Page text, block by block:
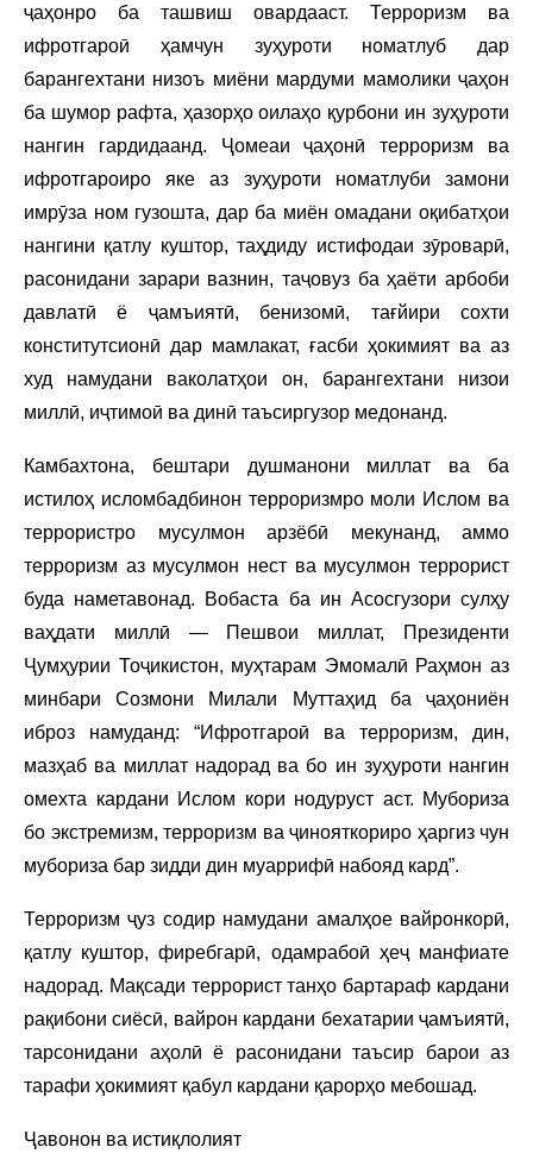
ҷаҳонро ба ташвиш овардааст. Терроризм ва
ифротгароӣ ҳамчун зуҳуроти номатлуб дар
барангехтани низоъ миёни мардуми мамолики ҷаҳон
ба шумор рафта, ҳазорҳо оилаҳо қурбони ин зуҳуроти
нангин гардидаанд. Ҷомеаи ҷаҳонӣ терроризм ва
ифротгароиро яке аз зуҳуроти номатлуби замони
имрӯза ном гузошта, дар ба миён омадани оқибатҳои
нангини қатлу куштор, таҳдиду истифодаи зӯроварӣ,
расонидани зарари вазнин, таҷовуз ба ҳаёти арбоби
давлатӣ ё ҷамъиятӣ, бенизомӣ, тағйири сохти
конститутсионӣ дар мамлакат, ғасби ҳокимият ва аз
худ намудани ваколатҳои он, барангехтани низои
миллӣ, иҷтимоӣ ва динӣ таъсиргузор медонанд.
Камбахтона, бештари душманони миллат ва ба
истилоҳ исломбадбинон терроризмро моли Ислом ва
террористро мусулмон арзёбӣ мекунанд, аммо
терроризм аз мусулмон нест ва мусулмон террорист
буда наметавонад. Вобаста ба ин Асосгузори сулҳу
ваҳдати миллӣ — Пешвои миллат, Президенти
Ҷумҳурии Тоҷикистон, муҳтарам Эмомалӣ Раҳмон аз
минбари Созмони Милали Муттаҳид ба ҷаҳониён
иброз намуданд: “Ифротгароӣ ва терроризм, дин,
мазҳаб ва миллат надорад ва бо ин зуҳуроти нангин
омехта кардани Ислом кори нодуруст аст. Мубориза
бо экстремизм, терроризм ва ҷинояткориро ҳаргиз чун
мубориза бар зидди дин муаррифӣ набояд кард”.
Терроризм ҷуз содир намудани амалҳое вайронкорӣ,
қатлу куштор, фиребгарӣ, одамрабоӣ ҳеҷ манфиате
надорад. Мақсади террорист танҳо бартараф кардани
рақибони сиёсӣ, вайрон кардани бехатарии ҷамъиятӣ,
тарсонидани аҳолӣ ё расонидани таъсир барои аз
тарафи ҳокимият қабул кардани қарорҳо мебошад.
Ҷавонон ва истиқлолият